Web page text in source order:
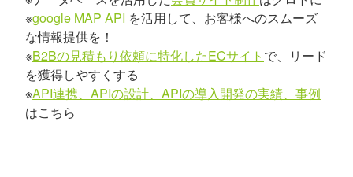
※google MAP API を活用して、お客様へのスムーズ
な情報提供を！
※B2Bの見積もり依頼に特化したECサイト で、リード
を獲得しやすくする
※API連携、APIの設計、APIの導入開発の実績、事例
はこちら